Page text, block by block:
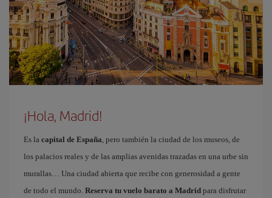
¡Hola, Madrid!
Es la capital de España, pero también la ciudad de los museos, de
los palacios reales y de las amplias avenidas trazadas en una urbe sin
murallas… Una ciudad abierta que recibe con generosidad a gente
de todo el mundo. Reserva tu vuelo barato a Madrid para disfrutar